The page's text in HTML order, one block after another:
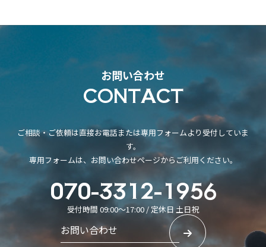
お問い合わせ
CONTACT
ご相談・ご依頼は直接お電話または専用フォームより受付していま
す。
専用フォームは、お問い合わせページからご利用ください。
070-3312-1956
受付時間 09:00～17:00 / 定休日 土日祝
お問い合わせ